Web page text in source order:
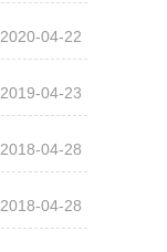
2020-04-22
2019-04-23
2018-04-28
2018-04-28